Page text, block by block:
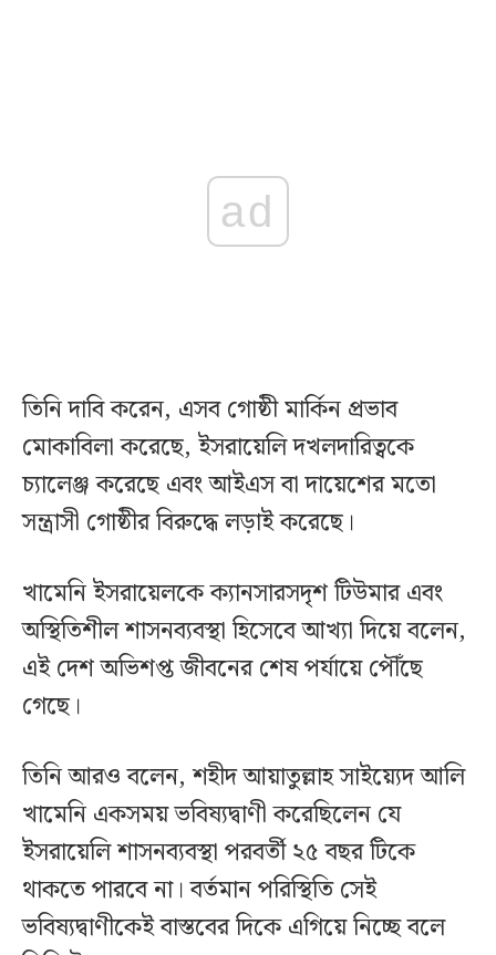
ad
তিনি দাবি করেন, এসব গোষ্ঠী মার্কিন প্রভাব
মোকাবিলা করেছে, ইসরায়েলি দখলদারিত্বকে
চ্যালেঞ্জ করেছে এবং আইএস বা দায়েশের মতো
সন্ত্রাসী গোষ্ঠীর বিরুদ্ধে লড়াই করেছে।
খামেনি ইসরায়েলকে ক্যানসারসদৃশ টিউমার এবং
অস্থিতিশীল শাসনব্যবস্থা হিসেবে আখ্যা দিয়ে বলেন,
এই দেশ অভিশপ্ত জীবনের শেষ পর্যায়ে পৌঁছে
গেছে।
তিনি আরও বলেন, শহীদ আয়াতুল্লাহ সাইয়্যেদ আলি
খামেনি একসময় ভবিষ্যদ্বাণী করেছিলেন যে
ইসরায়েলি শাসনব্যবস্থা পরবর্তী ২৫ বছর টিকে
থাকতে পারবে না। বর্তমান পরিস্থিতি সেই
ভবিষ্যদ্বাণীকেই বাস্তবের দিকে এগিয়ে নিচ্ছে বলে